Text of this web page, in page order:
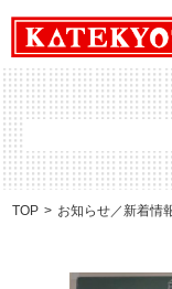
TOP お知らせ／新着情